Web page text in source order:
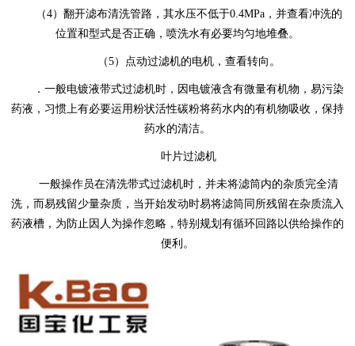
（4）翻开滤布清洗管路，其水压不低于0.4MPa，并查看冲洗的
位置和型式是否正确，喷洗水有必要均匀地堆叠。
（5）点动过滤机的电机，查看转向。
．一般电镀液带式过滤机时，因电镀液含有微量有机物，易污染
药液，习惯上有必要运用粉状活性碳粉将药水内的有机物吸收，保持
药水的清洁。
叶片过滤机
一般操作员在清洗带式过滤机时，并未将滤筒内的杂质完全清
洗，而易残留少量杂质，当开始发动时易将滤筒同所残留在杂质流入
药液槽，为防止因人为操作忽略，特别规划有循环回路以供给操作的
便利。